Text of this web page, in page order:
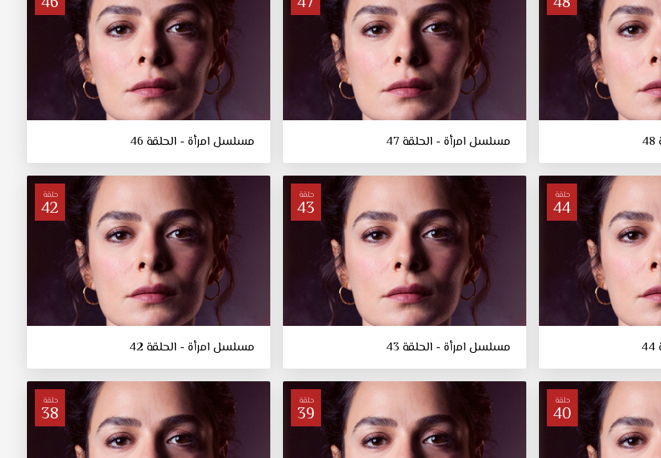
مسلسل امرأة - الحلقة 47 مسلسل امرأة - الحلقة 46
حلقة
44
حلقة
43
مسلسل امرأة - الحلقة 43
حلقة
42
مسلسل امرأة - الحلقة 42
حلقة
40
حلقة
39
حلقة
38